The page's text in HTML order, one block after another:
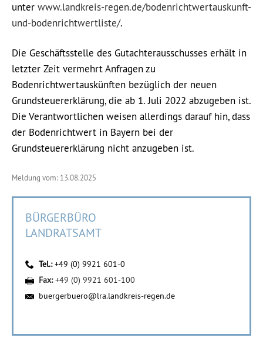
unter www.landkreis-regen.de/bodenrichtwertauskunft-
und-bodenrichtwertliste/.
Die Geschäftsstelle des Gutachterausschusses erhält in
letzter Zeit vermehrt Anfragen zu
Bodenrichtwertauskünften bezüglich der neuen
Grundsteuererklärung, die ab 1. Juli 2022 abzugeben ist.
Die Verantwortlichen weisen allerdings darauf hin, dass
der Bodenrichtwert in Bayern bei der
Grundsteuererklärung nicht anzugeben ist.
Meldung vom: 13.08.2025
BÜRGERBÜRO
LANDRATSAMT
Tel.:+49 (0) 9921 601-0
Fax:+49 (0) 9921 601-100
buergerbuero@lra.landkreis-regen.de